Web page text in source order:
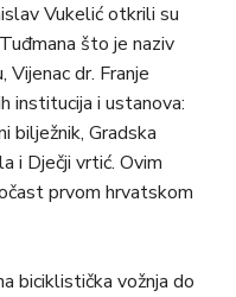
Vukelić otkrili su
što je naziv
Vijenac dr. Franje
institucija i ustanova:
bilježnik, Gradska
i Dječji vrtić. Ovim
prvom hrvatskom
biciklistička vožnja do